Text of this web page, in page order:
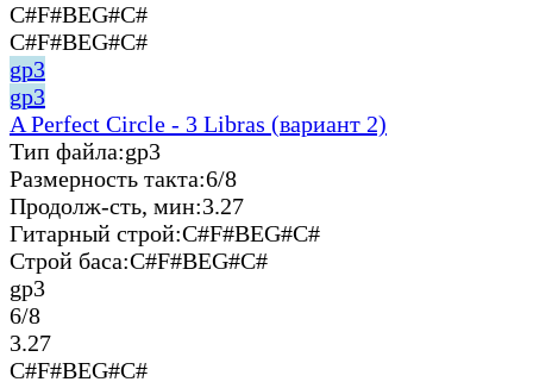
C#F#BEG#C#
C#F#BEG#C#
gp3
gp3
A Perfect Circle - 3 Libras (вариант 2)
Тип файла:gp3
Размерность такта:6/8
Продолж-сть, мин:3.27
Гитарный строй:C#F#BEG#C#
Строй баса:C#F#BEG#C#
gp3
6/8
3.27
C#F#BEG#C#